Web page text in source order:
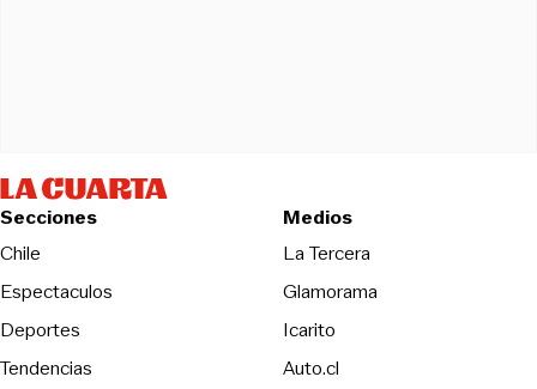
Secciones
Chile
Espectaculos
Deportes
Tendencias
Medios
La TerceraOpens in new
Glamorama
Icarito
Auto.cl